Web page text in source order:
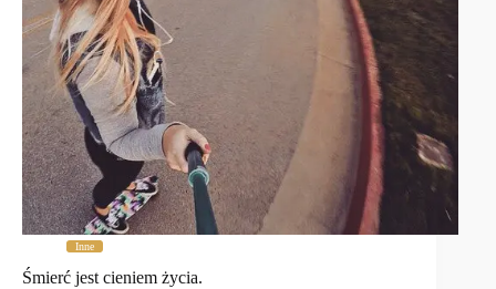
Inne
Śmierć jest cieniem życia.